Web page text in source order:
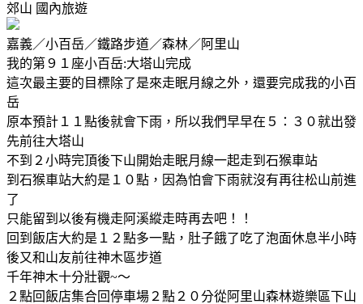
郊山 國內旅遊
嘉義／小百岳／鐵路步道／森林／阿里山
我的第９１座小百岳:大塔山完成
這次最主要的目標除了是來走眠月線之外，還要完成我的小百
岳
原本預計１１點後就會下雨，所以我們早早在５：３０就出發
先前往大塔山
不到２小時完頂後下山開始走眠月線一起走到石猴車站
到石猴車站大約是１０點，因為怕會下雨就沒有再往松山前進
了
只能留到以後有機走阿溪縱走時再去吧！！
回到飯店大約是１２點多一點，肚子餓了吃了泡面休息半小時
後又和山友前往神木區步道
千年神木十分壯觀~～
２點回飯店集合回停車場２點２０分從阿里山森林遊樂區下山